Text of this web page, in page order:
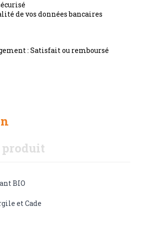
de vos données bancaires
: Satisfait ou remboursé
produit
BIO
et Cade